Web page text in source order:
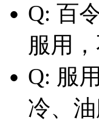
Q: 百
服用
Q: 服
冷、